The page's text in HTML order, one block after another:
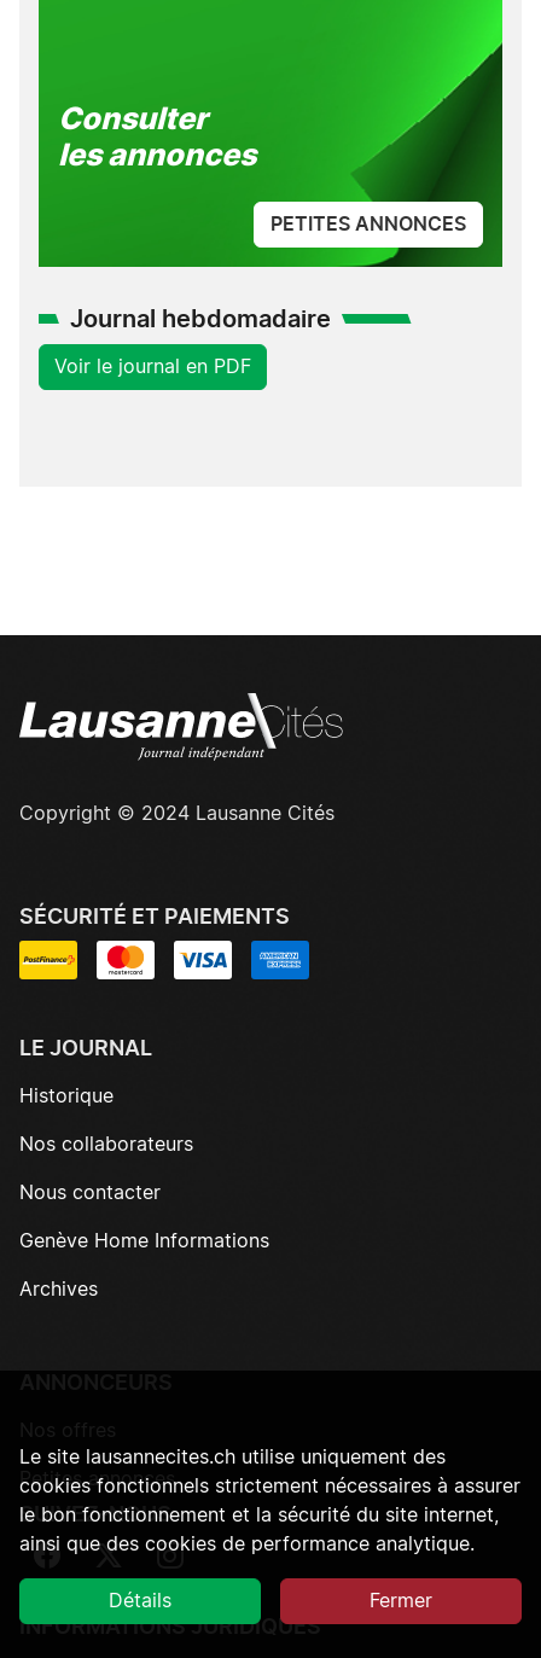
Consulter
les annonces
PETITES ANNONCES
Journal hebdomadaire
Voir le journal en PDF
Copyright © 2024 Lausanne Cités
SÉCURITÉ ET PAIEMENTS
LE JOURNAL
Historique
Nos collaborateurs
Nous contacter
Genève Home Informations
Archives
Petites annonces
SUIVEZ-NOUS
Suivez-nous sur Facebook
Suivez-nous sur Twitter
Suivez-nous sur Instagram
INFORMATIONS JURIDIQUES
Le site lausannecites.ch utilise uniquement des
cookies fonctionnels strictement nécessaires à assurer
le bon fonctionnement et la sécurité du site internet,
ainsi que des cookies de performance analytique.
Détails Fermer